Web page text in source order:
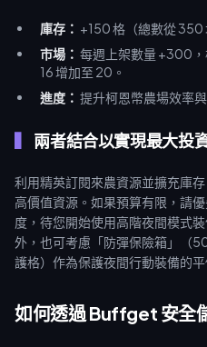
庫存： +150 格（總數從 350
市場： 每週上架數量 +300
16 增加至 20。
進度： 提升柯恩幣農場效率
兩者結合以實現最大投
利用精英訂閱來農資源並擴充庫
高價值資源。如果預算有限，請
度，待您開始使用高階夜間模式
外，也可考慮「防彈保險箱」（
護格）作為保護夜間行動裝備的平
如何透過 Buffget 安全